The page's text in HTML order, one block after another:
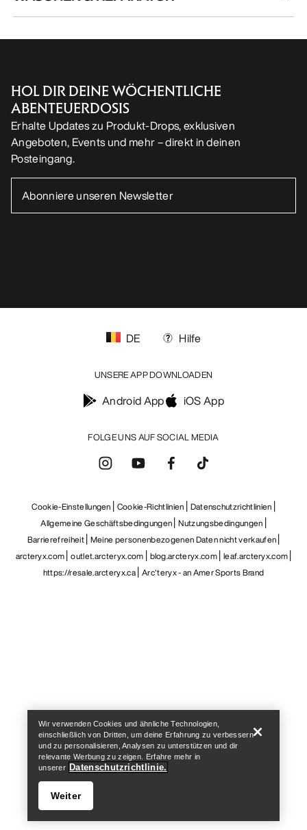
HOL DIR DEINE WÖCHENTLICHE
ABENTEUERDOSIS
Erhalte Updates zu Produkt-Drops, exklusiven
Angeboten, Events und mehr – direkt in deinen
Posteingang.
FOLGE UNS AUF SOCIAL MEDIA
DE Hilfe
UNSERE APP DOWNLOADEN
Android App iOS App
Cookie-Einstellungen Cookie-Richtlinien Datenschutzrichtlinien
Allgemeine Geschäftsbedingungen Nutzungsbedingungen
Barrierefreiheit Meine personenbezogenen Daten nicht verkaufen
arcteryx.com outlet.arcteryx.com blog.arcteryx.com leaf.arcteryx.com
https://resale.arcteryx.ca Arc'teryx - an Amer Sports Brand
Wir verwenden Cookies und ähnliche Technologien,
einschließlich von Dritten, um deine Erfahrung zu verbessern
und zu personalisieren, Analysen zu unterstützen und dir
relevante Werbung zu zeigen. Erfahre mehr in
unserer Datenschutzrichtlinie.
Weiter